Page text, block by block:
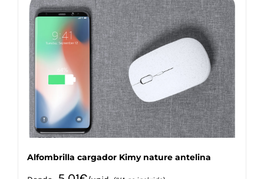
Las
opciones
se
pueden
elegir
en
la
página
de
producto
Alfombrilla cargador Kimy nature antelina